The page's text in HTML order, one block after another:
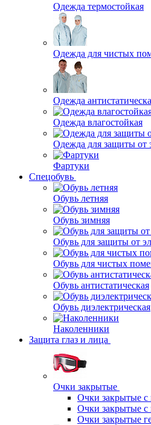
Одежда термостойкая
Одежда для чистых
Одежда
Одежда влагостойкая
Одежда для защиты от
Фартуки
Спецобувь
Обувь летняя
Обувь зимняя
Обувь для защиты от
Обувь для чистых
Обувь антистатическая
Обувь диэлектрическая
Наколенники
Защита глаз и лица
Очки закрытые
Очки закрытые с
Очки закрытые с
Очки закрытые